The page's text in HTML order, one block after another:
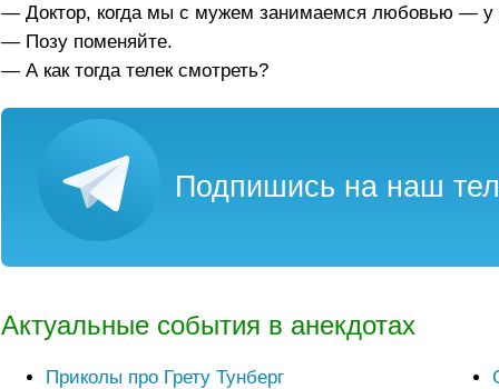
— Доктор, когда мы с мужем занимаемся любовью — у
— Позу поменяйте.
— А как тогда телек смотреть?
Подпишись на наш
Актуальные события в анекдотах
Приколы про Грету Тунберг